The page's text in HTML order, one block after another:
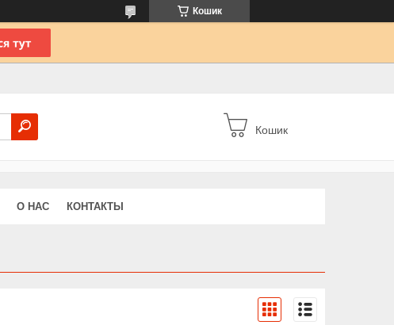
Кошик
Кошик
О НАС КОНТАКТЫ